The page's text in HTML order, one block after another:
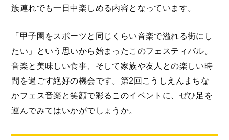
族連れでも一日中楽しめる内容となっています。
「甲子園をスポーツと同じくらい音楽で溢れる街にし
たい」という思いから始まったこのフェスティバル。
音楽と美味しい食事、そして家族や友人との楽しい時
間を過ごす絶好の機会です。第2回こうしえんまちな
かフェス音楽と笑顔で彩るこのイベントに、ぜひ足を
運んでみてはいかがでしょうか。